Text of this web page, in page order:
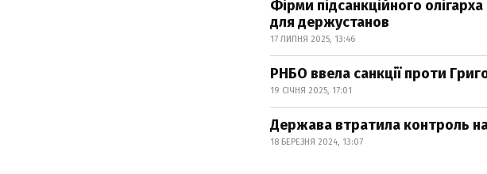
Фірми підсанкційного
для держустанов
17 ЛИПНЯ 2025, 13:46
РНБО ввела санкції проти
19 СІЧНЯ 2025, 17:01
Держава втратила контроль
18 БЕРЕЗНЯ 2024, 13:07